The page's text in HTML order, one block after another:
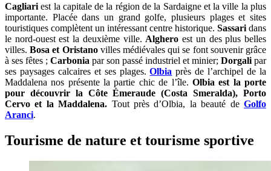
Cagliari est la capitale de la région de la Sardaigne et la ville la plus
importante. Placée dans un grand golfe, plusieurs plages et sites
touristiques complètent un intéressant centre historique. Sassari dans
le nord-ouest est la deuxième ville. Alghero est un des plus belles
villes.Bosa et Oristanovilles médiévales qui se font souvenir grâce
à ses fêtes ; Carbonia par son passé industriel et minier; Dorgali par
ses paysages calcaires et ses plages.Olbia près de l’archipel de la
Maddalena nos présente la partie chic de l’île. Olbia est la porte
pour découvrir la Côte Émeraude (Costa Smeralda), Porto
Cervo et la Maddalena. Tout près d’Olbia, la beauté deGolfo
Aranci.
Tourisme de nature et tourisme sportive